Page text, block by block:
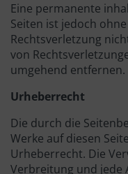
Eine permanente
Seiten ist jedoch
Rechtsverletzung
von
umgehend entfernen.
Urheberrecht
Die durch die
Werke auf diesen
Urheberrecht. Die
Verbreitung und jede